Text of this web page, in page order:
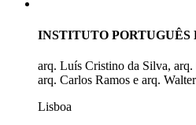
INSTITUTO PORTUGUÊS
arq. Luís Cristino da Silva,
arq. Carlos Ramos e arq.
Lisboa